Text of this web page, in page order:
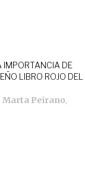
IMPORTANCIA DE
LIBRO ROJO DEL
,Marta Peirano,